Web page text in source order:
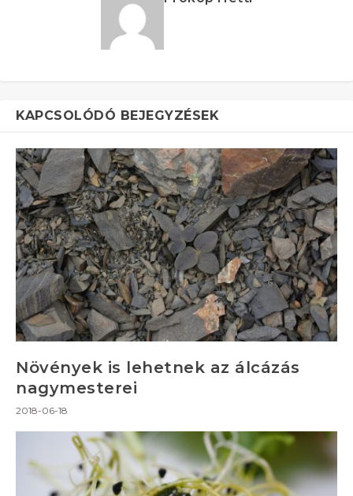
KAPCSOLÓDÓ BEJEGYZÉSEK
Növények is lehetnek az álcázás
nagymesterei
2018-06-18